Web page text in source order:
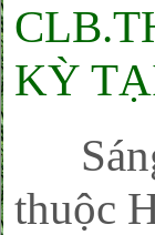
KỲ
Sáng
thuộc